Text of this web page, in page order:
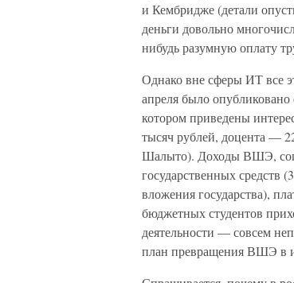
и Кембридже (детали
деньги довольно
нибудь разумную оплату
Однако вне сферы ИТ все
апреля было
котором приведены
тысяч рублей, доцента —
Шалыто). Доходы ВШЭ,
государственных средств
вложения государства),
бюджетных студентов
деятельности — совсем
план превращения ВШЭ в